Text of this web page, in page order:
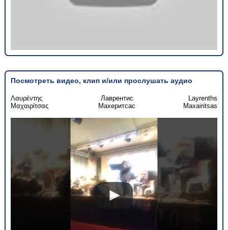
Посмотреть видео, клип и/или прослушать аудио
Λαυρέντης
Μαχαιρίτσας
Лаврентис
Махеритсас
Layrenths
Maxairitsas